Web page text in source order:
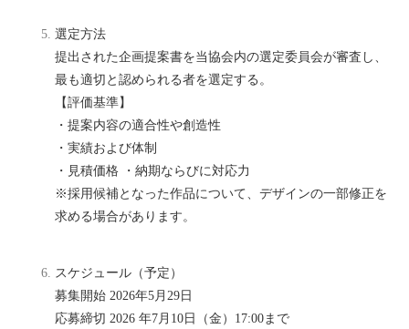
選定方法
提出された企画提案書を当協会内の選定委員会が審査し、
最も適切と認められる者を選定する。
【評価基準】
・提案内容の適合性や創造性
・実績および体制
・見積価格 ・納期ならびに対応力
※採用候補となった作品について、デザインの一部修正を
求める場合があります。
スケジュール（予定）
募集開始 2026年5月29日
応募締切 2026 年7月10日（金）17:00まで